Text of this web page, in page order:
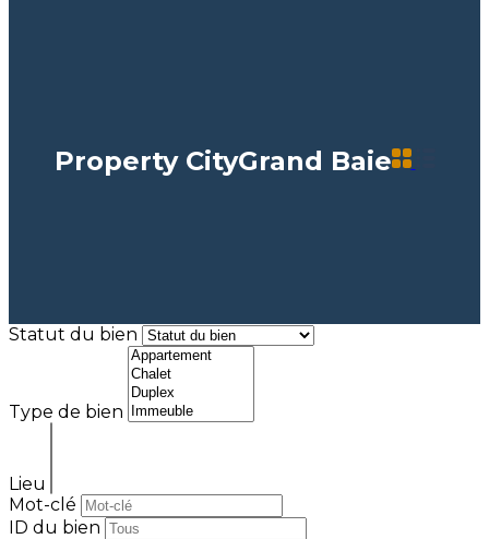
Property CityGrand Baie
Statut du bien
Type de bien
Lieu
Mot-clé
ID du bien